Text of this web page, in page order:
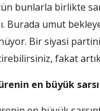
bunlarla birlikte
Burada umut
Bir siyasi
fakat
en büyük